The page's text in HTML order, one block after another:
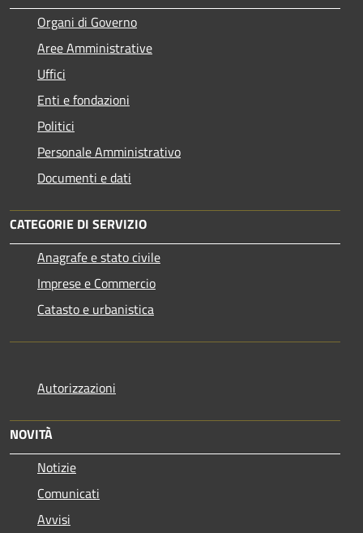
Organi di Governo
Aree Amministrative
Uffici
Enti e fondazioni
Politici
Personale Amministrativo
Documenti e dati
CATEGORIE DI SERVIZIO
Anagrafe e stato civile
Imprese e Commercio
Catasto e urbanistica
Autorizzazioni
NOVITÀ
Notizie
Comunicati
Avvisi